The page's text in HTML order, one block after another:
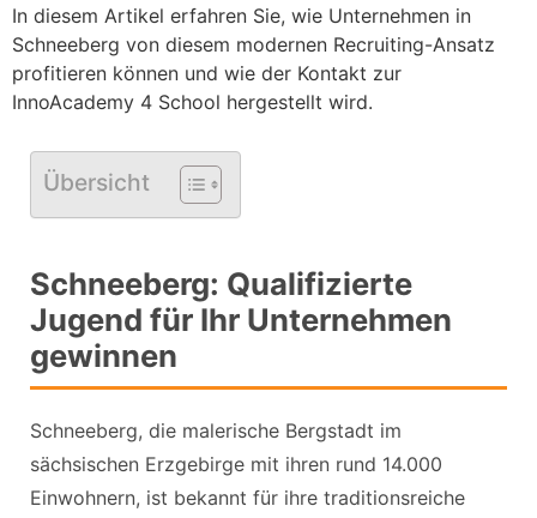
In diesem Artikel erfahren Sie, wie Unternehmen in
Schneeberg von diesem modernen Recruiting-Ansatz
profitieren können und wie der Kontakt zur
InnoAcademy 4 School hergestellt wird.
Übersicht
Schneeberg: Qualifizierte
Jugend für Ihr Unternehmen
gewinnen
Schneeberg, die malerische Bergstadt im
sächsischen Erzgebirge mit ihren rund 14.000
Einwohnern, ist bekannt für ihre traditionsreiche